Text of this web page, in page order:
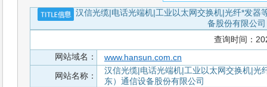
汉信光缆|电话光端机|工业以太网交换机|光纤*发器
备股份有限公司
查询时间：
网站域名：
www.hansun.com.cn
网站名称：
汉信光缆|电话光端机|工业以太网交换机|光
东）通信设备股份有限公司